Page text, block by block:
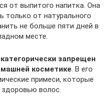
от выпитого напитка. Она
только от натурального
не больше пяти дней в
месте.
запрещен
косметике . В его
примеси, которые
волос.